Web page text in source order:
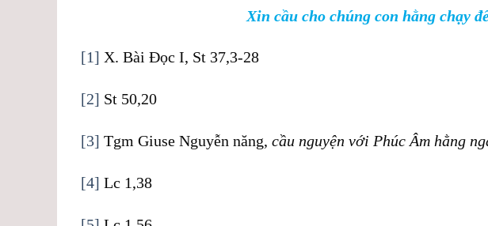
Xin cầu cho chúng con hằng chạy
[1] X. Bài Đọc I, St 37,3-28
[2] St 50,20
[3] Tgm Giuse Nguyễn năng, cầu nguyện với Phúc Âm hằng
[4] Lc 1,38